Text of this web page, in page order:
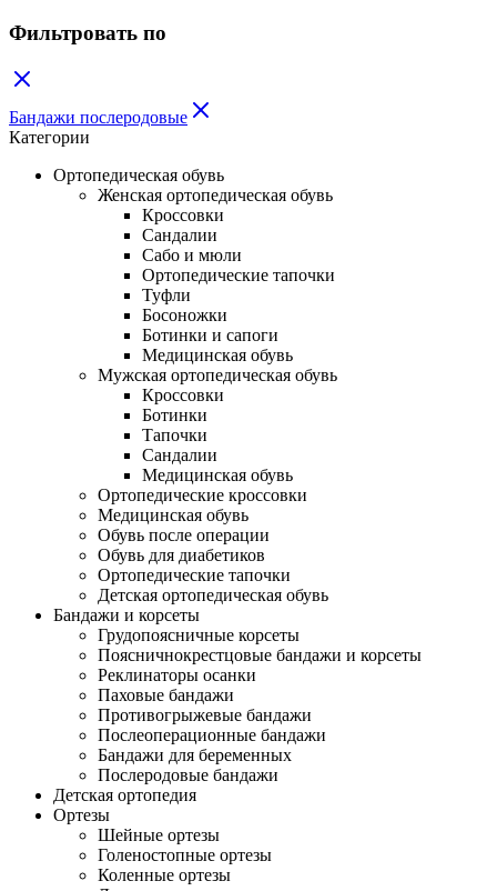
Фильтровать по
Бандажи послеродовые
Категории
Ортопедическая обувь
Женская ортопедическая обувь
Кроссовки
Сандалии
Сабо и мюли
Ортопедические тапочки
Туфли
Босоножки
Ботинки и сапоги
Медицинская обувь
Мужская ортопедическая обувь
Кроссовки
Ботинки
Тапочки
Сандалии
Медицинская обувь
Ортопедические кроссовки
Медицинская обувь
Обувь после операции
Обувь для диабетиков
Ортопедические тапочки
Детская ортопедическая обувь
Бандажи и корсеты
Грудопоясничные корсеты
Поясничнокрестцовые бандажи и корсеты
Реклинаторы осанки
Паховые бандажи
Противогрыжевые бандажи
Послеоперационные бандажи
Бандажи для беременных
Послеродовые бандажи
Детская ортопедия
Ортезы
Шейные ортезы
Голеностопные ортезы
Коленные ортезы